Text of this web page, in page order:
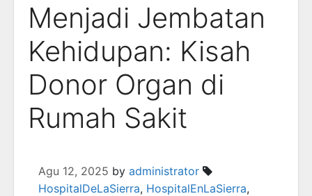
Menjadi Jembatan
Kehidupan: Kisah
Donor Organ di
Rumah Sakit
Agu 12, 2025 by administrator
HospitalDeLaSierra, HospitalEnLaSierra,